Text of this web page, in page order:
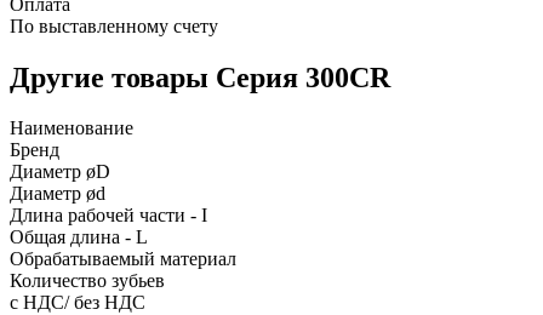
По выставленному счету
Другие товары Серия 300CR
Наименование
Бренд
Диаметр øD
Диаметр ød
Длина рабочей части - I
Общая длина - L
Обрабатываемый материал
Количество зубьев
с НДС/ без НДС